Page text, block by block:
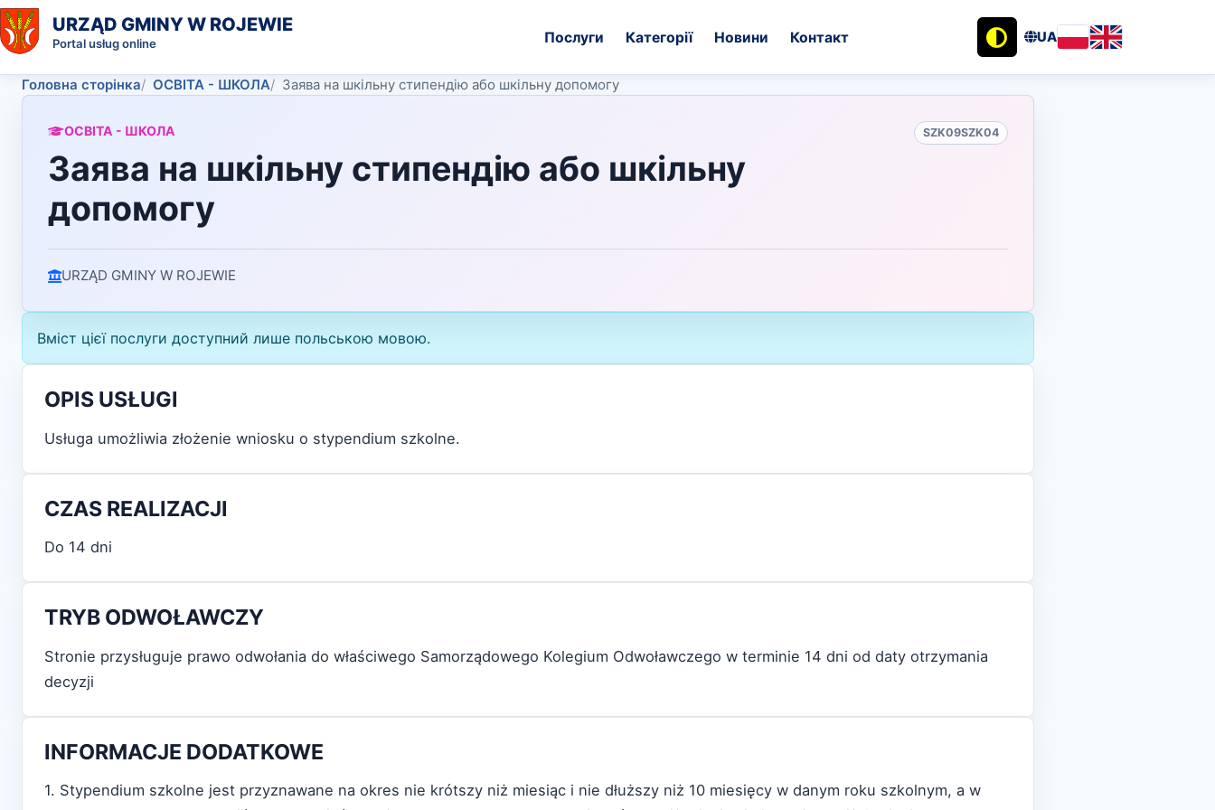
URZĄD GMINY W ROJEWIE
Portal usług online Послуги Категорії Новини Контакт UA
Головна сторінка ОСВІТА - ШКОЛА Заява на шкільну стипендію або шкільну допомогу
ОСВІТА - ШКОЛА SZK09SZK04
Заява на шкільну стипендію або шкільну
допомогу
URZĄD GMINY W ROJEWIE
Вміст цієї послуги доступний лише польською мовою.
OPIS USŁUGI
Usługa umożliwia złożenie wniosku o stypendium szkolne.
CZAS REALIZACJI
Do 14 dni
TRYB ODWOŁAWCZY
Stronie przysługuje prawo odwołania do właściwego Samorządowego Kolegium Odwoławczego w terminie 14 dni od daty otrzymania
decyzji
INFORMACJE DODATKOWE
1. Stypendium szkolne jest przyznawane na okres nie krótszy niż miesiąc i nie dłuższy niż 10 miesięcy w danym roku szkolnym, a w